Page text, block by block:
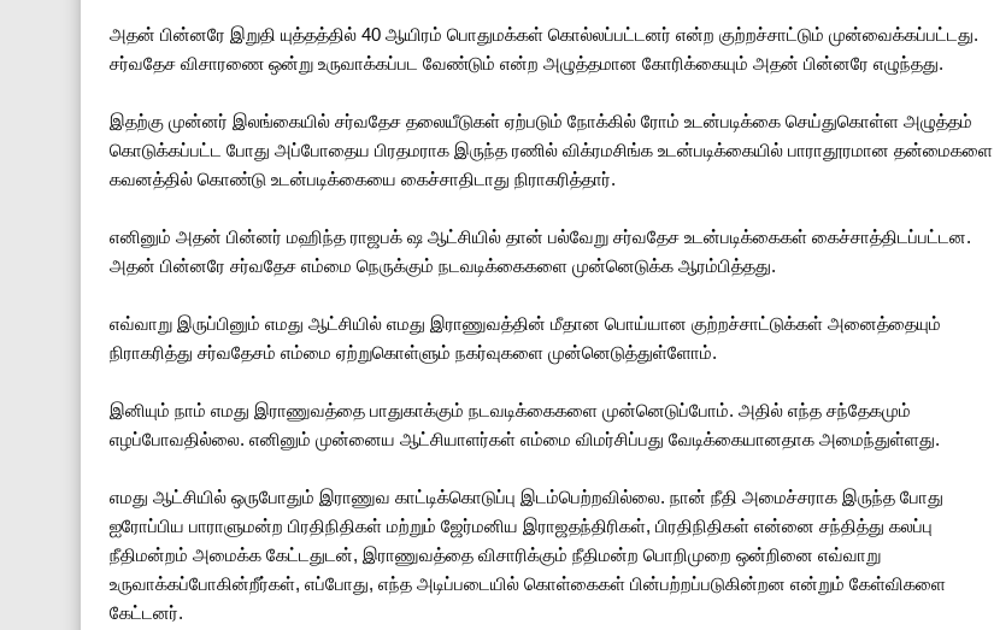
அதன் பின்னரே இறுதி யுத்தத்தில் 40 ஆயிரம் பொதுமக்கள் கொல்லப்பட்டனர் என்ற குற்றச்சாட்டும் முன்வைக்கப்பட்டது.
சர்வதேச விசாரணை ஒன்று உருவாக்கப்பட வேண்டும் என்ற அழுத்தமான கோரிக்கையும் அதன் பின்னரே எழுந்தது.
இதற்கு முன்னர் இலங்கையில் சர்வதேச தலையீடுகள் ஏற்படும் நோக்கில் ரோம் உடன்படிக்கை செய்துகொள்ள அழுத்தம்
கொடுக்கப்பட்ட போது அப்போதைய பிரதமராக இருந்த ரணில் விக்ரமசிங்க உடன்படிக்கையில் பாராதூரமான தன்மைகளை
கவனத்தில் கொண்டு உடன்படிக்கையை கைச்சாதிடாது நிராகரித்தார்.
எனினும் அதன் பின்னர் மஹிந்த ராஜபக் ஷ ஆட்சியில் தான் பல்வேறு சர்வதேச உடன்படிக்கைகள் கைச்சாத்திடப்பட்டன.
அதன் பின்னரே சர்வதேச எம்மை நெருக்கும் நடவடிக்கைகளை முன்னெடுக்க ஆரம்பித்தது.
எவ்வாறு இருப்பினும் எமது ஆட்சியில் எமது இராணுவத்தின் மீதான பொய்யான குற்றச்சாட்டுக்கள் அனைத்தையும்
நிராகரித்து சர்வதேசம் எம்மை ஏற்றுகொள்ளும் நகர்வுகளை முன்னெடுத்துள்ளோம்.
இனியும் நாம் எமது இராணுவத்தை பாதுகாக்கும் நடவடிக்கைகளை முன்னெடுப்போம். அதில் எந்த சந்தேகமும்
எழப்போவதில்லை. எனினும் முன்னைய ஆட்சியாளர்கள் எம்மை விமர்சிப்பது வேடிக்கையானதாக அமைந்துள்ளது.
எமது ஆட்சியில் ஒருபோதும் இராணுவ காட்டிக்கொடுப்பு இடம்பெற்றவில்லை. நான் நீதி அமைச்சராக இருந்த போது
ஐரோப்பிய பாராளுமன்ற பிரதிநிதிகள் மற்றும் ஜேர்மனிய இராஜதந்திரிகள், பிரதிநிதிகள் என்னை சந்தித்து கலப்பு
நீதிமன்றம் அமைக்க கேட்டதுடன், இராணுவத்தை விசாரிக்கும் நீதிமன்ற பொறிமுறை ஒன்றினை எவ்வாறு
உருவாக்கப்போகின்றீர்கள், எப்போது, எந்த அடிப்படையில் கொள்கைகள் பின்பற்றப்படுகின்றன என்றும் கேள்விகளை
கேட்டனர்.